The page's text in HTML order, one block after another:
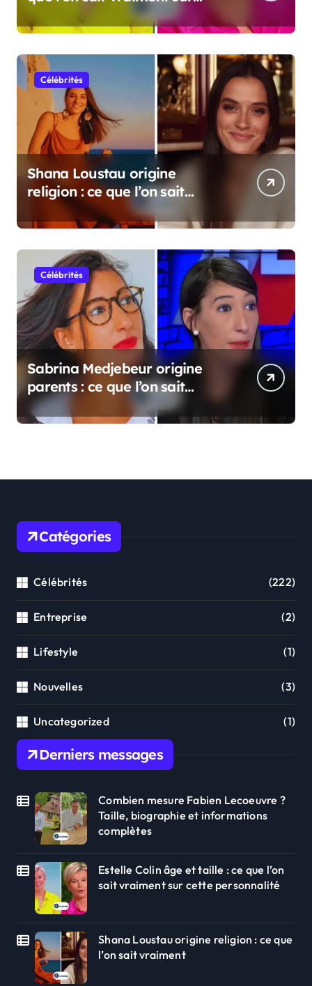
cette personnalité
Célébrités
Shana Loustau origine
religion : ce que l’on sait
vraiment
Célébrités
Sabrina Medjebeur origine
parents : ce que l’on sait
réellement sur ses origines
familiales
Catégories
Célébrités (222)
Entreprise (2)
Lifestyle (1)
Nouvelles (3)
Uncategorized (1)
Derniers messages
Combien mesure Fabien Lecoeuvre ?
Taille, biographie et informations
complètes
Estelle Colin âge et taille : ce que l’on
sait vraiment sur cette personnalité
Shana Loustau origine religion : ce que
l’on sait vraiment